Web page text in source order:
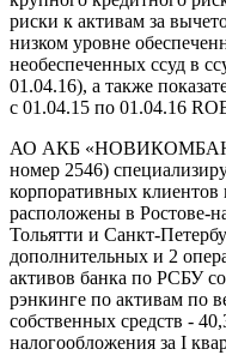
риски к активам за
низком уровне
необеспеченных ссуд в
01.04.16), а также
с 01.04.15 по 01.04.16
АО АКБ
номер 2546)
корпоративных
расположены в Ростове-
Тольятти и Санкт-
дополнительных и 2
активов банка по РСБУ
рэнкинге по активам по
собственных средств -
налогообложения за I